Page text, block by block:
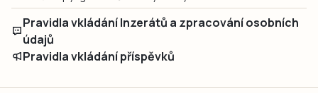
Pravidla vkládání Inzerátů a zpracování osobních
údajů
Pravidla vkládání příspěvků